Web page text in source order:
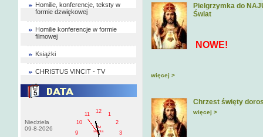
Homilie, konferencje, teksty w
formie dzwiękowej
Homilie konferencje w formie
filmowej
Książki
CHRISTUS VINCIT - TV
Niedziela
09-8-2026
1
2
3
9
10
11
12
PM
sobota
Pielgrzymka do
Świat
NOWE!
więcej >
Chrzest święty
więcej >